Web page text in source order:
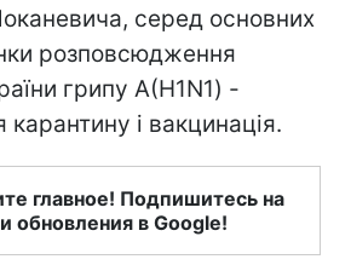
серед основних
розповсюдження
грипу А(H1N1) -
і вакцинація.
главное! Подпишитесь на
обновления в Google!